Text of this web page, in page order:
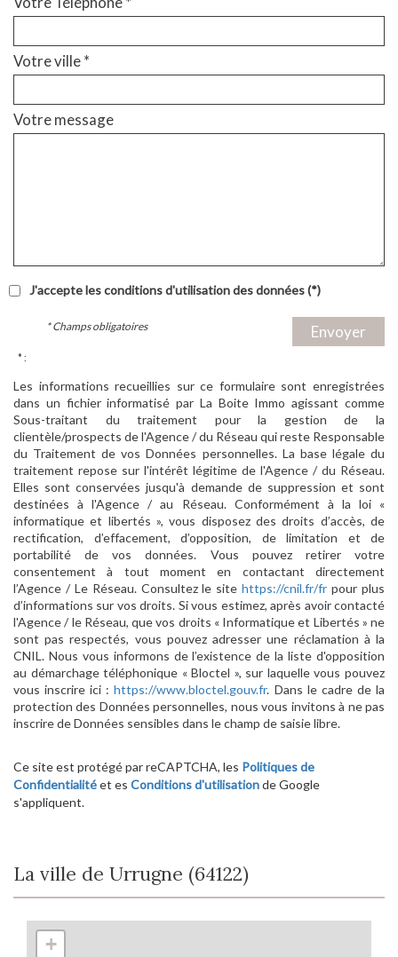
Votre ville *
Votre message
J'accepte les conditions d'utilisation des données (*)
Envoyer
* Champs obligatoires
* :
Les informations recueillies sur ce formulaire sont enregistrées
dans un fichier informatisé par La Boite Immo agissant comme
Sous-traitant du traitement pour la gestion de la
clientèle/prospects de l'Agence / du Réseau qui reste Responsable
du Traitement de vos Données personnelles. La base légale du
traitement repose sur l'intérêt légitime de l'Agence / du Réseau.
Elles sont conservées jusqu'à demande de suppression et sont
destinées à l'Agence / au Réseau. Conformément à la loi «
informatique et libertés », vous disposez des droits d’accès, de
rectification, d’effacement, d’opposition, de limitation et de
portabilité de vos données. Vous pouvez retirer votre
consentement à tout moment en contactant directement
l’Agence / Le Réseau. Consultez le sitehttps://cnil.fr/fr pour plus
d’informations sur vos droits. Si vous estimez, après avoir contacté
l'Agence / le Réseau, que vos droits « Informatique et Libertés » ne
sont pas respectés, vous pouvez adresser une réclamation à la
CNIL. Nous vous informons de l’existence de la liste d'opposition
au démarchage téléphonique « Bloctel », sur laquelle vous pouvez
vous inscrire ici :https://www.bloctel.gouv.fr. Dans le cadre de la
protection des Données personnelles, nous vous invitons à ne pas
inscrire de Données sensibles dans le champ de saisie libre.
Ce site est protégé par reCAPTCHA, les Politiques de
Confidentialitéet es Conditions d'utilisationde Google
s'appliquent.
La ville de Urrugne (64122)
+